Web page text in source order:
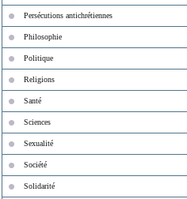
Persécutions antichrétiennes
Philosophie
Politique
Religions
Santé
Sciences
Sexualité
Société
Solidarité